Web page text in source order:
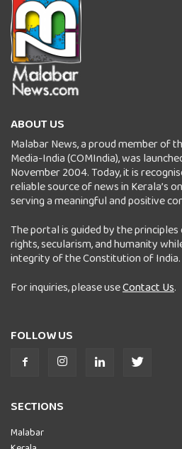
ABOUT US
Malabar News, a proud member of
Media-India (COMIndia), was
November 2004. Today, it is
reliable source of news in Kerala’s
serving a meaningful and positive
The portal is guided by the
rights, secularism, and humanity
integrity of the Constitution of India.
For inquiries, please useContact Us.
FOLLOW US
SECTIONS
Malabar